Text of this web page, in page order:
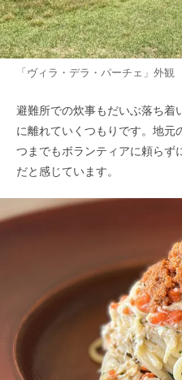
「ヴィラ・デラ・パーチェ」外観
避難所での炊事もだいぶ落ち着
に離れていくつもりです。地元
つまでもボランティアに頼らず
だと感じています。